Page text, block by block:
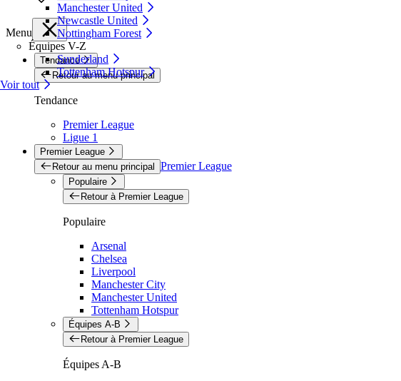
Manchester United
Newcastle United
Nottingham Forest
Équipes V-Z
Sunderland
Tottenham Hotspur
Voir tout
Menu
Tendance
Retour au menu principal
Tendance
Premier League
Ligue 1
Premier League
Retour au menu principal Premier League
Populaire
Retour à Premier League
Populaire
Arsenal
Chelsea
Liverpool
Manchester City
Manchester United
Tottenham Hotspur
Équipes A-B
Retour à Premier League
Équipes A-B